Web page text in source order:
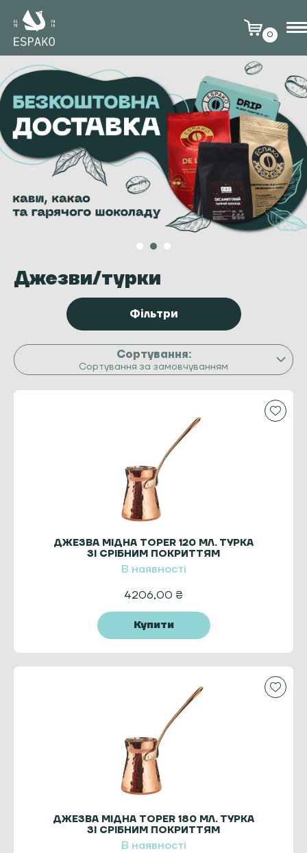
0
Джезви/турки
Фільтри
Сортування за замовчуванням
ДЖЕЗВА МІДНА TOPER 120 МЛ. ТУРКА
ЗІ СРІБНИМ ПОКРИТТЯМ
В наявності
4206,00 ₴
Купити
ДЖЕЗВА МІДНА TOPER 180 МЛ. ТУРКА
ЗІ СРІБНИМ ПОКРИТТЯМ
В наявності